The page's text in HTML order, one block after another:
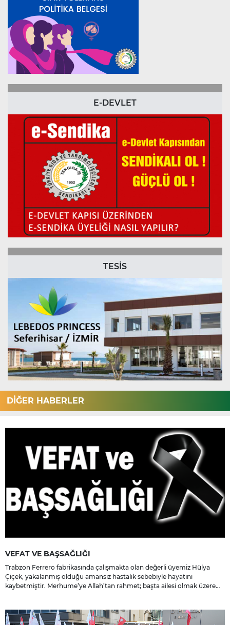
E-DEVLET
TESİS
DİĞER HABERLER
VEFAT VE BAŞSAĞLIĞI
Trabzon Ferrero fabrikasında çalışmakta olan değerli üyemiz Hülya
Çiçek, yakalanmış olduğu amansız hastalık sebebiyle hayatını
kaybetmiştir. Merhume’ye Allah’tan rahmet; başta ailesi olmak üzere